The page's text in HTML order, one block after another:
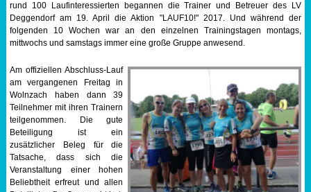
rund 100 Laufinteressierten begannen die Trainer und Betreuer des LV
Deggendorf am 19. April die Aktion "LAUF10!" 2017. Und während der
folgenden 10 Wochen war an den einzelnen Trainingstagen montags,
mittwochs und samstags immer eine große Gruppe anwesend.
Am offiziellen Abschluss-Lauf
am vergangenen Freitag in
Wolnzach haben dann 39
Teilnehmer mit ihren Trainern
teilgenommen. Die gute
Beteiligung ist ein
zusätzlicher Beleg für die
Tatsache, dass sich die
Veranstaltung einer hohen
Beliebtheit erfreut und allen